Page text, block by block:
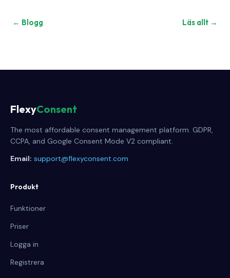
← Blogg Läs allt →
FlexyConsent
The most affordable consent management platform. GDPR,
CCPA, and Google Consent Mode V2 compliant.
Email: support@flexyconsent.com
Produkt
Funktioner
Priser
Logga in
Registrera